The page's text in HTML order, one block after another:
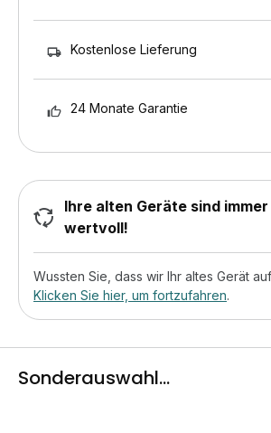
Kostenlose Lieferung
24 Monate Garantie
Ihre alten Geräte sind
wertvoll!
Wussten Sie, dass wir Ihr altes Gerät
Klicken Sie hier, um fortzufahren.
Sonderauswahl...